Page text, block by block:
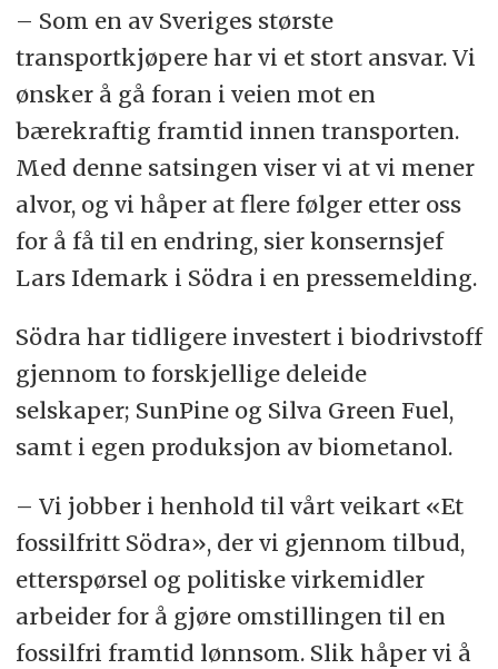
– Som en av Sveriges største
transportkjøpere har vi et stort ansvar. Vi
ønsker å gå foran i veien mot en
bærekraftig framtid innen transporten.
Med denne satsingen viser vi at vi mener
alvor, og vi håper at flere følger etter oss
for å få til en endring, sier konsernsjef
Lars Idemark i Södra i en pressemelding.
Södra har tidligere investert i biodrivstoff
gjennom to forskjellige deleide
selskaper; SunPine og Silva Green Fuel,
samt i egen produksjon av biometanol.
– Vi jobber i henhold til vårt veikart «Et
fossilfritt Södra», der vi gjennom tilbud,
etterspørsel og politiske virkemidler
arbeider for å gjøre omstillingen til en
fossilfri framtid lønnsom. Slik håper vi å